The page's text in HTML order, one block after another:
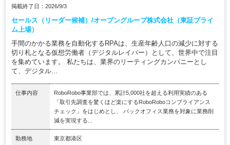
掲載終了日：2026/9/3
セールス（リーダー候補）/オープングループ株式会社（東証プライ
ム上場）
手間のかかる業務を自動化するRPAは、生産年齢人口の減少に対する
切り札となる仮想労働者（デジタルレイバー）として、世界中で注目
を集めています。 私たちは、業界のリーティングカンパニーとし
て、デジタル...
仕事内容
RoboRobo事業部では、累計5,000社を超える利用実績のある
「取引先調査を驚くほど楽にするRoboRoboコンプライアンス
チェック」をはじめとし、 バックオフィス業務を対象に業務削
減を実現する...
勤務地 東京都港区